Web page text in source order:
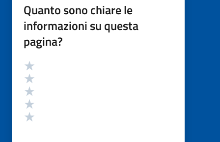
Quanto sono chiare le
informazioni su questa
pagina?
Valutazione